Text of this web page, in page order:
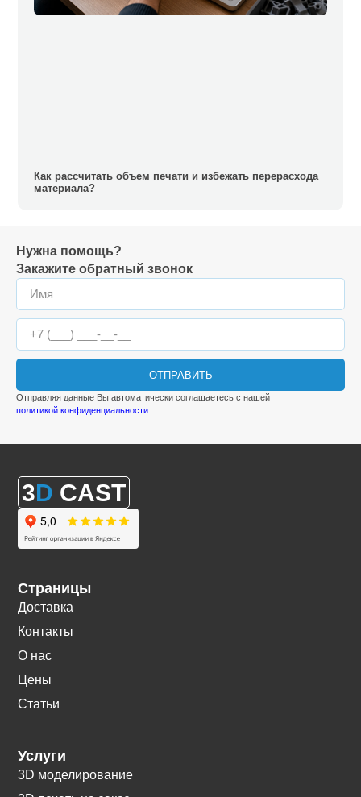
Как рассчитать объем печати и избежать перерасхода
материала?
Нужна помощь?
Закажите обратный звонок
ОТПРАВИТЬ
Отправляя данные Вы автоматически соглашаетесь с нашей
политикой конфиденциальности
3D CAST
Страницы
Доставка
Контакты
О нас
Цены
Статьи
Услуги
3D моделирование